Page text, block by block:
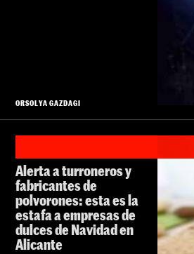
ORSOLYA GAZDAGI
Alerta a turroneros y
fabricantes de
polvorones: esta es la
estafa a empresas de
dulces de Navidad en
Alicante